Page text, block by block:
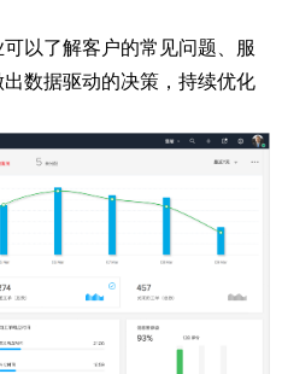
可以了解客户的常见问题、服
数据驱动的决策，持续优化